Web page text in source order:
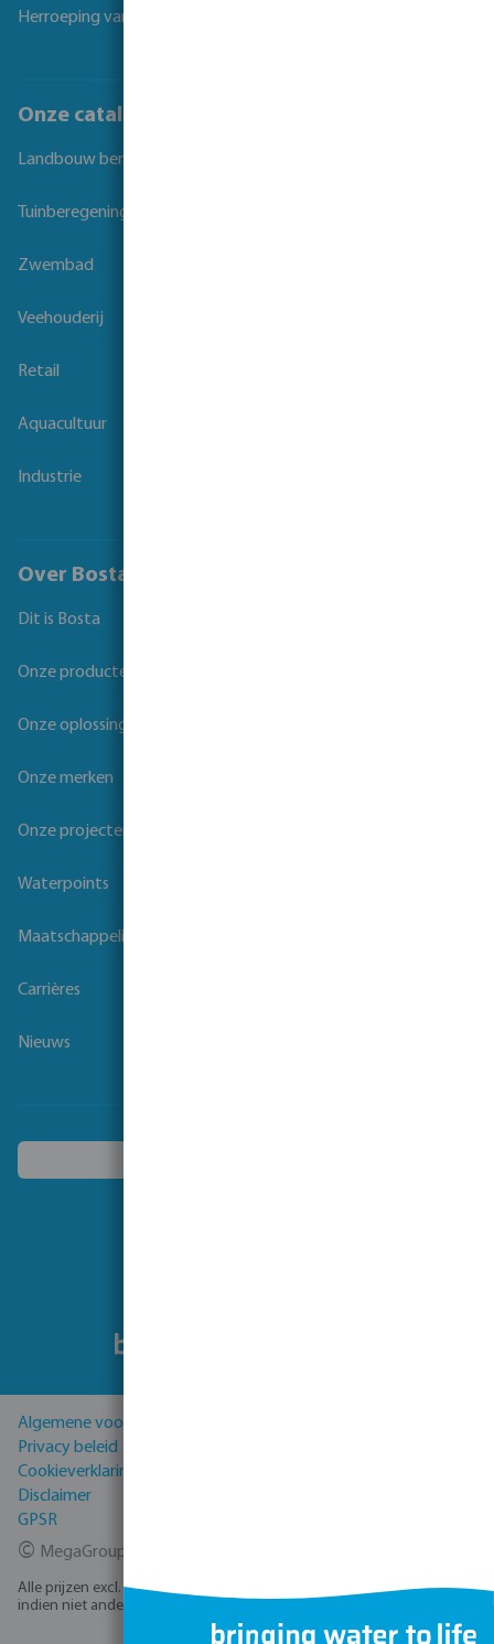
Herroeping van overeenkomst
Onze catalogi
Landbouw beregening
Tuinberegening
Zwembad
Veehouderij
Retail
Aquacultuur
Industrie
Over Bosta
Dit is Bosta
Onze producten
Onze oplossingen
Onze merken
Onze projecten
Waterpoints
Maatschappelijk verantwoord ondernemen
Carrières
Nieuws
Algemene voorwaarden
Privacy beleid
Cookieverklaring
Disclaimer
GPSR
© MegaGroup Trade 2026
Alle prijzen excl. BTW plus
en eventuele bezorgkosten,
indien niet anders vermeld.